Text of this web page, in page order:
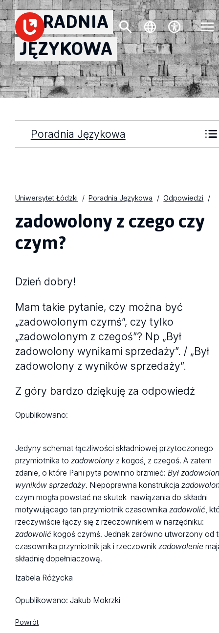
PORADNIA
JĘZYKOWA
Poradnia Językowa
Uniwersytet Łódzki Poradnia Językowa Odpowiedzi
zadowolony z czego czy
czym?
Dzień dobry!
Mam takie pytanie, czy można być
„zadowolonym czymś”, czy tylko
„zadowolonym z czegoś”? Np „Był
zadowolony wynikami sprzedaży”. / „Był
zadowolony z wyników sprzedaży”.
Z góry bardzo dziękuję za odpowiedź
Opublikowano:
Jedyny schemat łączliwości składniowej przytoczonego
przymiotnika tozadowolony z kogoś, z czegoś. A zatem
zdanie, o które Pani pyta powinno brzmieć: Był
wyników sprzedaży. Niepoprawna konstrukcja
czym mogła powstać na skutek nawiązania do składni
motywującego ten przymiotnik czasownikazadowolić ,
rzeczywiście łączy się z rzeczownikiem w narzędniku:
zadowolić kogoś czymś. Jednak zarówno utworzony od
czasownika przymiotnik jak i rzeczownikzadowolenie
składnię dopełniaczową.
Izabela Różycka
Opublikowano:Jakub Mokrzki
Powrót